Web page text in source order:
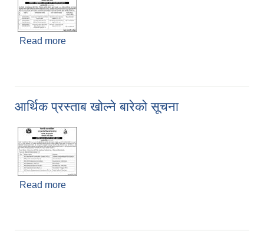
Read more
आर्थिक प्रस्ताब खोल्ने बारेको सूचना
Read more